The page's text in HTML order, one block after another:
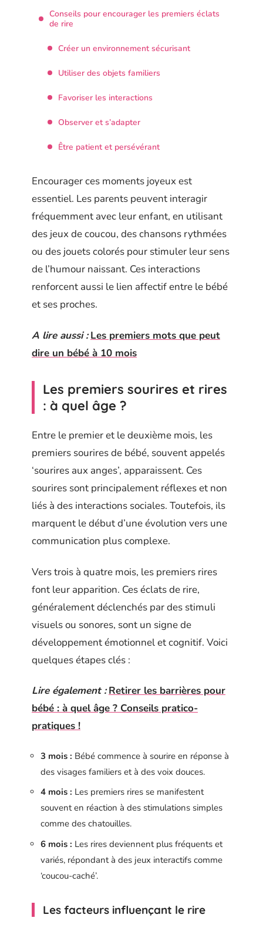
Conseils pour encourager les premiers éclats
de rire
Créer un environnement sécurisant
Utiliser des objets familiers
Favoriser les interactions
Observer et s’adapter
Être patient et persévérant
Encourager ces moments joyeux est
essentiel. Les parents peuvent interagir
fréquemment avec leur enfant, en utilisant
des jeux de coucou, des chansons rythmées
ou des jouets colorés pour stimuler leur sens
de l’humour naissant. Ces interactions
renforcent aussi le lien affectif entre le bébé
et ses proches.
A lire aussi : Les premiers mots que peut
dire un bébé à 10 mois
Les premiers sourires et rires
: à quel âge ?
Entre le premier et le deuxième mois, les
premiers sourires de bébé, souvent appelés
‘sourires aux anges’, apparaissent. Ces
sourires sont principalement réflexes et non
liés à des interactions sociales. Toutefois, ils
marquent le début d’une évolution vers une
communication plus complexe.
Vers trois à quatre mois, les premiers rires
font leur apparition. Ces éclats de rire,
généralement déclenchés par des stimuli
visuels ou sonores, sont un signe de
développement émotionnel et cognitif. Voici
quelques étapes clés :
Lire également : Retirer les barrières pour
bébé : à quel âge ? Conseils pratico-
pratiques !
3 mois : Bébé commence à sourire en réponse à
des visages familiers et à des voix douces.
4 mois : Les premiers rires se manifestent
souvent en réaction à des stimulations simples
comme des chatouilles.
6 mois : Les rires deviennent plus fréquents et
variés, répondant à des jeux interactifs comme
‘coucou-caché’.
Les facteurs influençant le rire